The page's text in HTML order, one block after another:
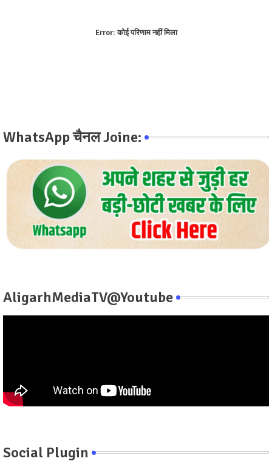
Error:कोई परिणाम नहीं मिला
WhatsApp चैनल Joine:
AligarhMediaTV@Youtube
Social Plugin